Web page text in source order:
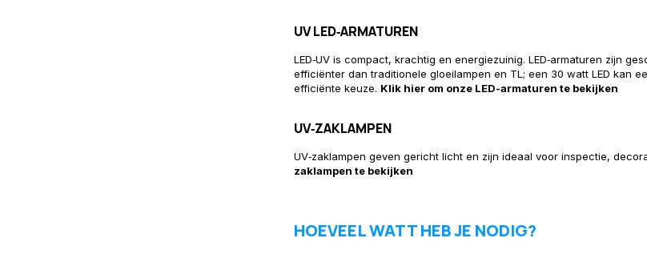
UV LED‑ARMATUREN
LED‑UV is compact, krachtig en energiezuinig. LED‑armaturen zijn
efficiënter dan traditionele gloeilampen en TL; een 30 watt LED kan
efficiënte keuze. Klik hier om onze LED-armaturen te bekijken
UV‑ZAKLAMPEN
UV‑zaklampen geven gericht licht en zijn ideaal voor inspectie,
zaklampen te bekijken
HOEVEEL WATT HEB JE NODIG?